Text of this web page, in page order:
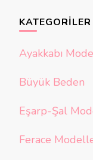
KATEGORILER
Ayakkabı
Büyük Beden
Eşarp-Şal
Ferace